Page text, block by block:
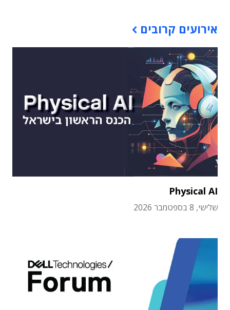
אירועים קרובים
Physical AI
שלישי, 8 בספטמבר 2026